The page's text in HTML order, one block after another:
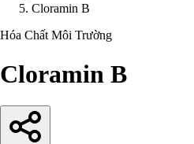
Cloramin B
Hóa Chất Môi Trường
Cloramin B